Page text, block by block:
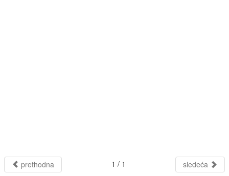
prethodna 1 / 1 sledeća